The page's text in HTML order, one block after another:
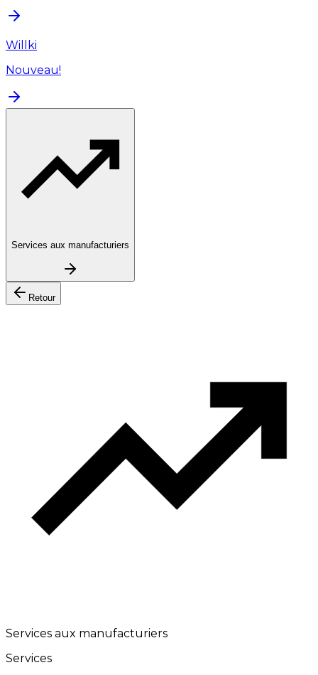
Willki
Nouveau!
Services aux manufacturiers
Retour
Services aux manufacturiers
Services